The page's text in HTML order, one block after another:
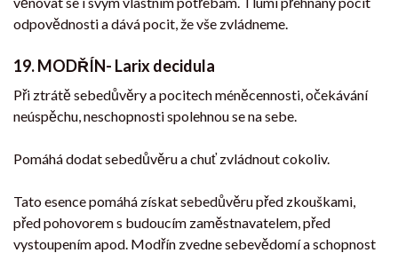
odpovědnosti a dává pocit, že vše zvládneme.
19.MODŘÍN- Larix decidula
Při ztrátě sebedůvěry a pocitech méněcennosti, očekávání
neúspěchu, neschopnosti spolehnou se na sebe.
Pomáhá dodat sebedůvěru a chuť zvládnout cokoliv.
Tato esence pomáhá získat sebedůvěru před zkouškami,
před pohovorem s budoucím zaměstnavatelem, před
vystoupením apod. Modřín zvedne sebevědomí a schopnost